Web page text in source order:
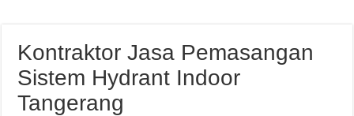
Kontraktor Jasa Pemasangan
Sistem Hydrant Indoor
Tangerang